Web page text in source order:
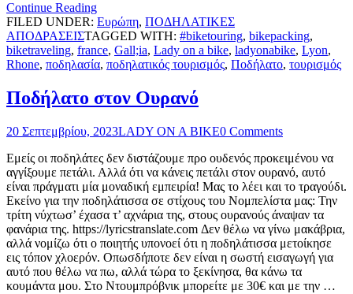
Continue Reading
FILED UNDER: Ευρώπη, ΠΟΔΗΛΑΤΙΚΕΣ
ΑΠΟΔΡΑΣΕΙΣTAGGED WITH: #biketouring, bikepacking,
biketraveling, france, Gall;ia, Lady on a bike, ladyonabike, Lyon,
Rhone, ποδηλασία, ποδηλατικός τουρισμός, Ποδήλατο, τουρισμός
Ποδήλατο στον Ουρανό
20 Σεπτεμβρίου, 2023LADY ON A BIKE0 Comments
Εμείς οι ποδηλάτες δεν διστάζουμε προ ουδενός προκειμένου να
αγγίξουμε πετάλι. Αλλά ότι να κάνεις πετάλι στον ουρανό, αυτό
είναι πράγματι μία μοναδική εμπειρία! Μας το λέει και το τραγούδι.
Εκείνο για την ποδηλάτισσα σε στίχους του Νομπελίστα μας: Την
τρίτη νύχτωσ’ έχασα τ’ αχνάρια της, στους ουρανούς άναψαν τα
φανάρια της. https://lyricstranslate.com Δεν θέλω να γίνω μακάβρια,
αλλά νομίζω ότι ο ποιητής υπονοεί ότι η ποδηλάτισσα μετοίκησε
εις τόπον χλοερόν. Οπωσδήποτε δεν είναι η σωστή εισαγωγή για
αυτό που θέλω να πω, αλλά τώρα το ξεκίνησα, θα κάνω τα
κουμάντα μου. Στο Ντουμπρόβνικ μπορείτε με 30€ και με την …